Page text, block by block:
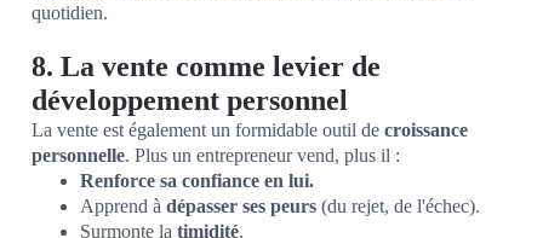
quotidien.
8. La vente comme levier de
développement personnel
La vente est également un formidable outil de croissance
personnelle. Plus un entrepreneur vend, plus il :
Renforce sa confiance en lui.
Apprend à dépasser ses peurs (du rejet, de l'échec).
Surmonte la timidité.